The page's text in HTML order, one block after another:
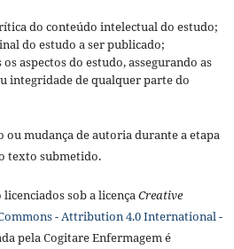
do conteúdo intelectual do estudo;
do estudo a ser publicado;
aspectos do estudo, assegurando as
integridade de qualquer parte do
ou mudança de autoria durante a etapa
texto submetido.
sob a licençaCreative
- Attribution 4.0 International -
pela Cogitare Enfermagem é